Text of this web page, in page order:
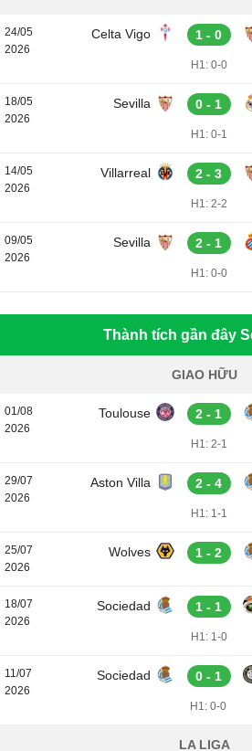
24/05
2026
Celta Vigo 1 - 0
H1: 0-0
18/05
2026
Sevilla 0 - 1
H1: 0-1
14/05
2026
Villarreal 2 - 3
H1: 2-2
09/05
2026
Sevilla 2 - 1
H1: 0-0
Thành tích gần đây
GIAO HỮU
01/08
2026
Toulouse 2 - 1
H1: 2-1
29/07
2026
Aston Villa 2 - 4
H1: 1-1
25/07
2026
Wolves 1 - 2
18/07
2026
Sociedad 1 - 1
H1: 1-0
11/07
2026
Sociedad 0 - 1
H1: 0-0
LA LIGA